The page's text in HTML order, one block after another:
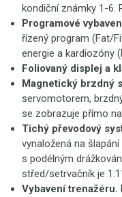
kondiční známky 1-6.
Programové
řízený program (Fat/
energie a kardiozóny
Foliovaný displej a
Magnetický brzdný
servomotorem,
se zobrazuje přímo
Tichý převodový
vynaložená na
s podélným
střed/setrvačník je
Vybavení trenažéru.